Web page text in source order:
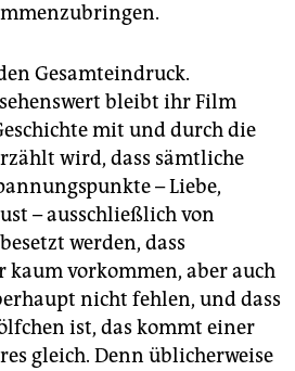
Gesamteindruck.
bleibt ihr Film
mit und durch die
wird, dass sämtliche
– Liebe,
– ausschließlich von
werden, dass
kaum vorkommen, aber auch
nicht fehlen, und dass
ist, das kommt einer
gleich. Denn üblicherweise